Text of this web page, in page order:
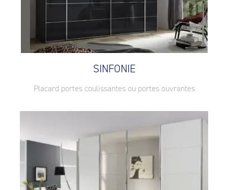
SINFONIE
Placard portes coulissantes ou portes ouvrantes